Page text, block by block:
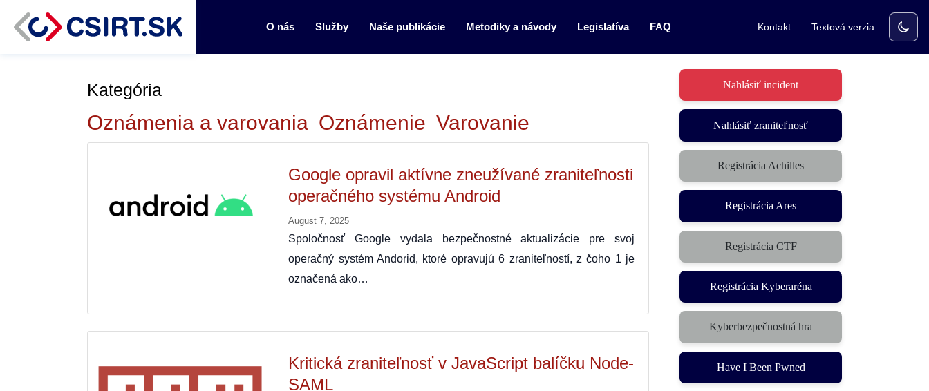
O nás Služby Naše publikácie Metodiky a návody Legislatíva FAQ Kontakt Textová verzia
Kategória
Oznámenia a varovania Oznámenie Varovanie
Google opravil aktívne zneužívané zraniteľnosti
operačného systému Android
August 7, 2025
Spoločnosť Google vydala bezpečnostné aktualizácie pre svoj
operačný systém Andorid, ktoré opravujú 6 zraniteľností, z čoho 1 je
označená ako…
Kritická zraniteľnosť v JavaScript balíčku Node-
SAML
Nahlásiť incident
Nahlásiť zraniteľnosť
Registrácia Achilles
Registrácia Ares
Registrácia CTF
(otvorí sa v novom okne)
Registrácia Kyberaréna
Kyberbezpečnostná hra
(otvorí sa v novom okne)
Have I Been Pwned